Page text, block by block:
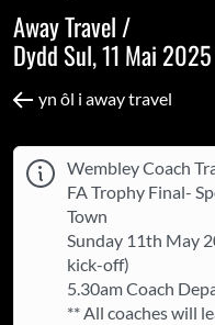
Away Travel /
Dydd Sul, 11 Mai
yn ôl i away travel
Wembley Coach
FA Trophy Final-
Town
Sunday 11th May
kick-off)
5.30am Coach
** All coaches will